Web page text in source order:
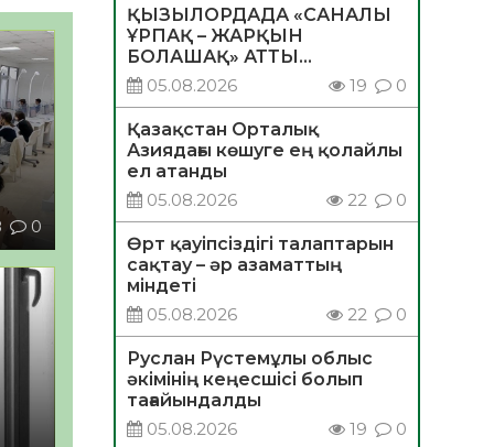
0
ҚЫЗЫЛОРДАДА «САНАЛЫ
ҰРПАҚ – ЖАРҚЫН
БОЛАШАҚ» АТТЫ
КЕҢЕЙТІЛГЕН МӘЖІЛІС
ӨТТІ
05.08.2026 19 0
Қазақстан Орталық
Азиядағы көшуге ең қолайлы
ел атанды
05.08.2026
22 0
Өрт қауіпсіздігі талаптарын
сақтау – әр азаматтың
міндеті
05.08.2026
22 0
Руслан Рүстемұлы облыс
әкімінің кеңесшісі болып
тағайындалды
05.08.2026
19 0